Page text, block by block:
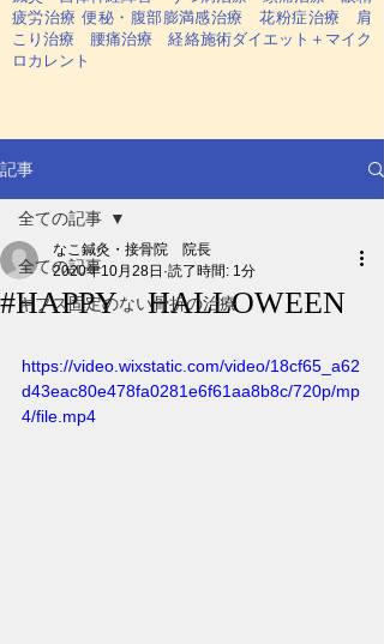
疲労治療 便秘・腹部膨満感治療 花粉症治療 肩
こり治療 腰痛治療 経絡施術ダイエット＋マイク
ロカレント
記事
全ての記事
ギプス固定のない骨折の治療
全ての記事
#HAPPY HALLOWEEN
なこ鍼灸・接骨院 院長
2020年10月28日 読了時間: 1分
https://video.wixstatic.com/video/18cf65_a62
d43eac80e478fa0281e6f61aa8b8c/720p/mp
4/file.mp4